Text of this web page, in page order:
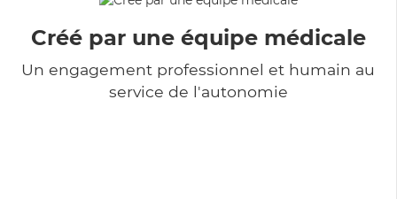
Créé par une équipe médicale
Un engagement professionnel et humain au
service de l'autonomie